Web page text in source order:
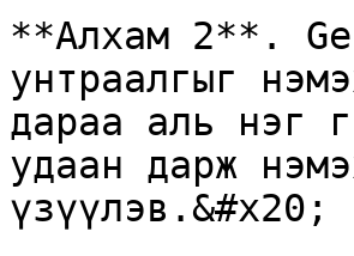
**Алхам 2**.
унтраалгыг
дараа аль нэг
удаан дарж
үзүүлэв.&#x20;